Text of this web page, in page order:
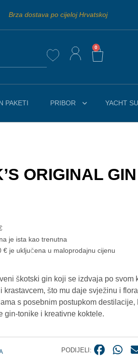
Brza dostava po cijeloj Hrvatskoj
0
PAKETI PRIBOR YACHT
ORIGINAL
je ista kao trenutna
€ je uključena u maloprodajnu cijenu
škotski gin koji se izdvaja po svom
krastavcem, što mu daje svježinu i
s posebnim postupkom destilacije,
gin-tonike i kreativne koktele.
PODIJELI: